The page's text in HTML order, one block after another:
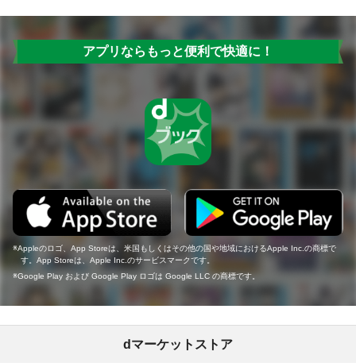
アプリならもっと便利で快適に！
Appleのロゴ、App Storeは、米国もしくはその他の国や地域におけるApple Inc.の商標で
す。App Storeは、Apple Inc.のサービスマークです。
Google Play および Google Play ロゴは Google LLC の商標です。
dマーケットストア